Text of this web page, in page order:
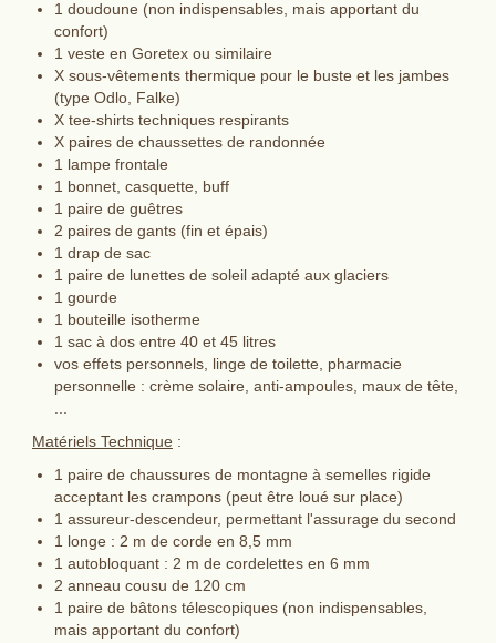
1 doudoune (non indispensables, mais apportant du
confort)
1 veste en Goretex ou similaire
X sous-vêtements thermique pour le buste et les jambes
(type Odlo, Falke)
X tee-shirts techniques respirants
X paires de chaussettes de randonnée
1 lampe frontale
1 bonnet, casquette, buff
1 paire de guêtres
2 paires de gants (fin et épais)
1 drap de sac
1 paire de lunettes de soleil adapté aux glaciers
1 gourde
1 bouteille isotherme
1 sac à dos entre 40 et 45 litres
vos effets personnels, linge de toilette, pharmacie
personnelle : crème solaire, anti-ampoules, maux de tête,
...
Matériels Technique:
1 paire de chaussures de montagne à semelles rigide
acceptant les crampons (peut être loué sur place)
1 assureur-descendeur, permettant l'assurage du second
1 longe : 2 m de corde en 8,5 mm
1 autobloquant : 2 m de cordelettes en 6 mm
2 anneau cousu de 120 cm
1 paire de bâtons télescopiques (non indispensables,
mais apportant du confort)